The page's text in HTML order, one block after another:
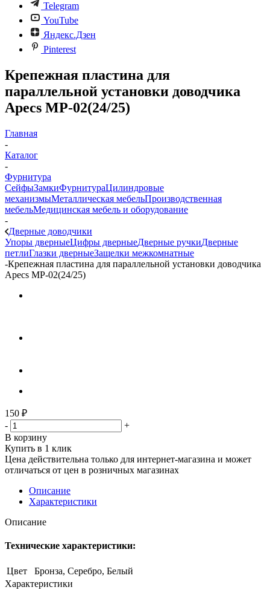
Telegram
YouTube
Яндекс.Дзен
Pinterest
Крепежная пластина для
параллельной установки доводчика
Apecs MP-02(24/25)
Главная
-
Каталог
-
Фурнитура
СейфыЗамкиФурнитураЦилиндровые
механизмыМеталлическая мебельПроизводственная
мебельМедицинская мебель и оборудование
-
Дверные доводчики
Упоры дверныеЦифры дверныеДверные ручкиДверные
петлиГлазки дверныеЗащелки межкомнатные
-Крепежная пластина для параллельной установки доводчика
Apecs MP-02(24/25)
150 ₽
-
+
В корзину
Купить в 1 клик
Цена действительна только для интернет-магазина и может
отличаться от цен в розничных магазинах
Описание
Характеристики
Описание
Технические характеристики:
Цвет
Бронза, Серебро, Белый
Характеристики